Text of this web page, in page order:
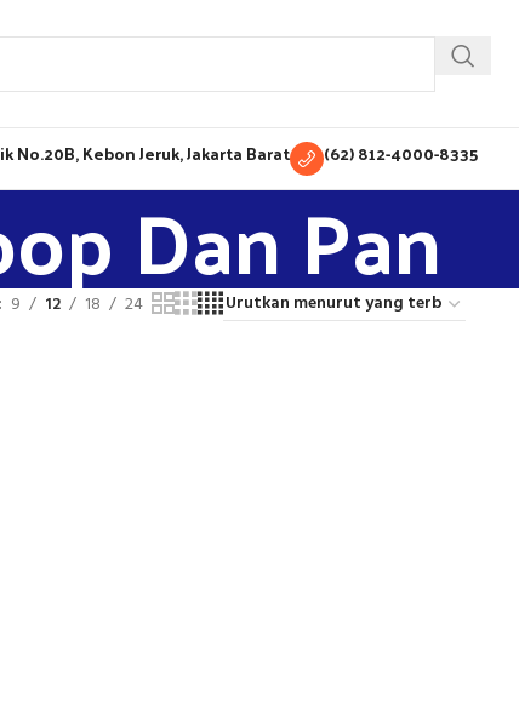
No.20B, Kebon Jeruk, Jakarta Barat (62) 812-4000-8335
Dan Pan
9 12 18 24